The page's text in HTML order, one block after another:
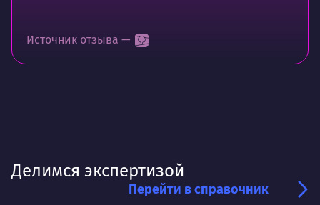
Источник отзыва —
Делимся экспертизой
Перейти в справочник